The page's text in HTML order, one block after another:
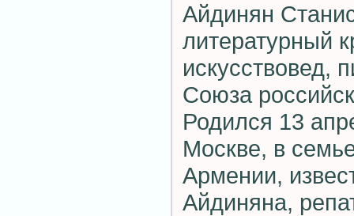
Айдинян
литературный
искусствовед,
Союза
Родился 13
Москве, в
Армении,
Айдиняна,